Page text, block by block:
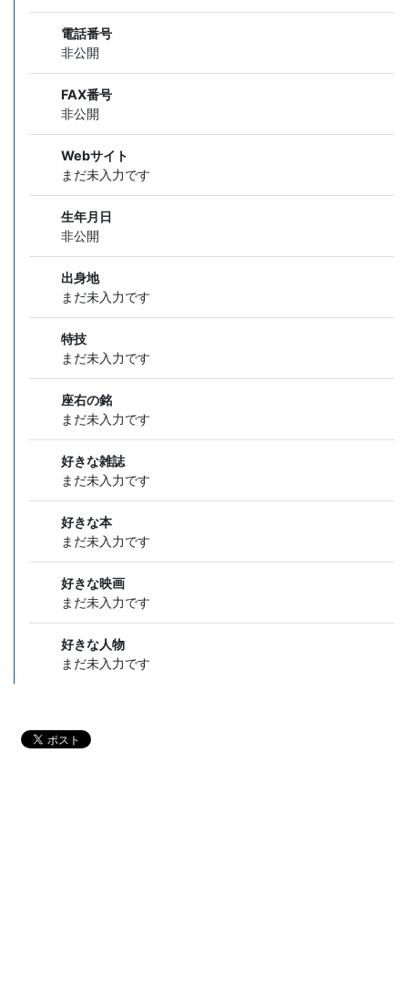
電話番号
非公開
FAX番号
非公開
Webサイト
まだ未入力です
生年月日
非公開
出身地
まだ未入力です
特技
まだ未入力です
座右の銘
まだ未入力です
好きな雑誌
まだ未入力です
好きな本
まだ未入力です
好きな映画
まだ未入力です
好きな人物
まだ未入力です